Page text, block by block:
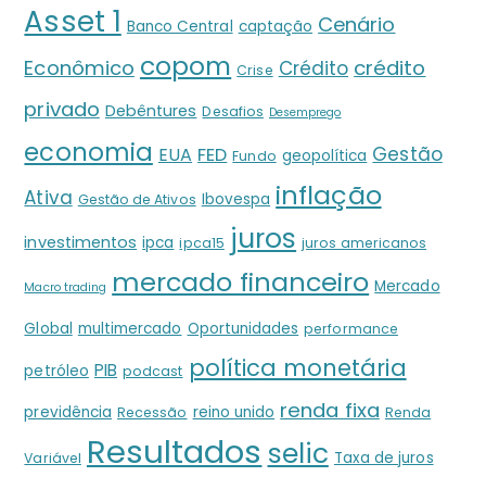
Asset 1 Banco Central captação Cenário
Econômico copom Crise Crédito crédito
privado Debêntures Desafios Desemprego
economia EUA FED Fundo geopolítica Gestão
Ativa Gestão de Ativos Ibovespa inflação
investimentos ipca ipca15 juros juros americanos
Macro trading mercado financeiro Mercado
Global multimercado Oportunidades performance
petróleo PIB podcast política monetária
previdência Recessão reino unido renda fixa Renda
Variável Resultados selic Taxa de juros